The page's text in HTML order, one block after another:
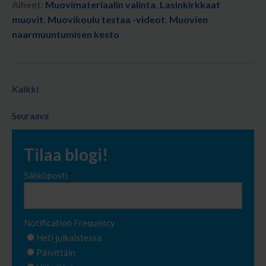
Aiheet: Muovimateriaalin valinta, Lasinkirkkaat
muovit, Muovikoulu testaa -videot, Muovien
naarmuuntumisen kesto
Kaikki
Seuraava
Tilaa blogi!
Sähköposti*
Notification Frequency
Heti julkaistessa
Päivittäin